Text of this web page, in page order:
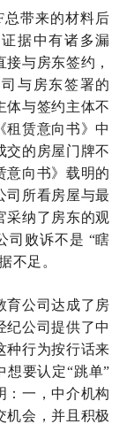
总带来的材料后
据中有诸多漏
与房东签约，
与房东签署的
体与签约主体不
租赁意向书》中
交的房屋门牌不
意向书》载明的
司所看房屋与最
采纳了房东的观
司败诉不是 “瞎
不足。
育公司达成了房
纪公司提供了中
种行为按行话来
想要认定“跳单”
：一，中介机构
机会，并且积极